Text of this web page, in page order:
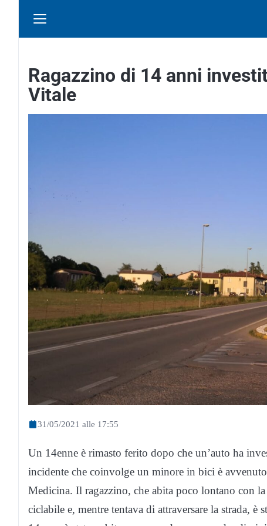
Ragazzino di 14 anni
Vitale
31/05/2021 alle 17:55
Un 14enne è rimasto ferito dopo che un’auto ha
incidente che coinvolge un minore in bici è
Medicina. Il ragazzino, che abita poco lontano con
ciclabile e, mentre tentava di attraversare la strada,